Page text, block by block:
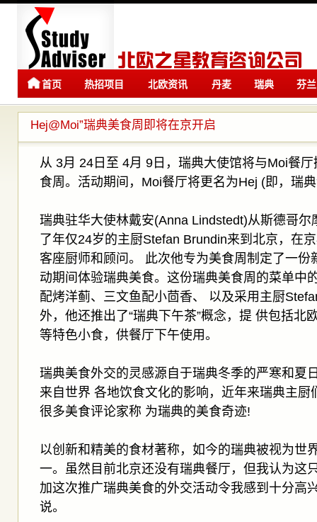
首页 热招项目 北欧资讯 丹麦
留学
瑞典
留学
芬兰
Hej@Moi”瑞典美食周即将在京开启
从 3月 24日至 4月 9日，瑞典大使馆将与Moi餐厅
食周。活动期间，Moi餐厅将更名为Hej (即，瑞
瑞典驻华大使林戴安(Anna Lindstedt)从斯德哥尔
了年仅24岁的主厨Stefan Brundin来到北京，在
客座厨师和顾问。 此次他专为美食周制定了一份
动期间体验瑞典美食。这份瑞典美食周的菜单中
配烤洋蓟、三文鱼配小茴香、 以及采用主厨
外，他还推出了“瑞典下午茶”概念，提 供包括北
等特色小食，供餐厅下午使用。
瑞典美食外交的灵感源自于瑞典冬季的严寒和夏
来自世界 各地饮食文化的影响，近年来瑞典主厨
很多美食评论家称 为瑞典的美食奇迹!
以创新和精美的食材著称，如今的瑞典被视为世
一。虽然目前北京还没有瑞典餐厅，但我认为这
加这次推广瑞典美食的外交活动令我感到十分高
说。